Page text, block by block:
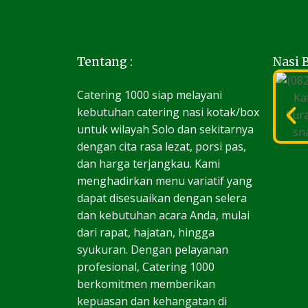
Tentang :
Catering 1000 siap melayani
kebutuhan catering nasi kotak/box
untuk wilayah Solo dan sekitarnya
dengan cita rasa lezat, porsi pas,
dan harga terjangkau. Kami
menghadirkan menu variatif yang
dapat disesuaikan dengan selera
dan kebutuhan acara Anda, mulai
dari rapat, hajatan, hingga
syukuran. Dengan pelayanan
profesional, Catering 1000
berkomitmen memberikan
kepuasan dan kehangatan di
Nasi